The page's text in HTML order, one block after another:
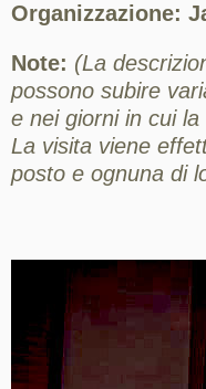
Organizzazione:
Note: (La
possono subire
e nei giorni in cui
La visita viene
posto e ognuna di